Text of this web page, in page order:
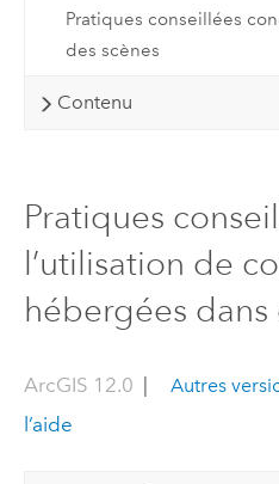
Pratiques conseillées
des scènes
Contenu
Pratiques
l’utilisation de
hébergées dans
ArcGIS 12.0 Autres
l’aide